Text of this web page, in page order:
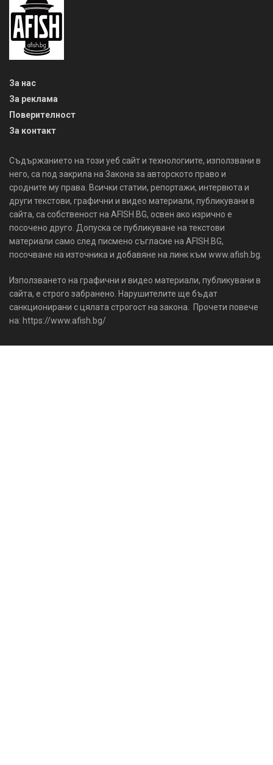
За нас
За реклама
Поверителност
За контакт
Съдържанието на този уеб сайт и технологиите, използвани в
него, са под закрила на Закона за авторското право и
сродните му права. Всички статии, репортажи, интервюта и
други текстови, графични и видео материали, публикувани в
сайта, са собственост на AFISH.BG, освен ако изрично е
посочено друго. Допуска се публикуване на текстови
материали само след писмено съгласие на AFISH.BG,
посочване на източника и добавяне на линк към www.afish.bg.
Използването на графични и видео материали, публикувани в
сайта, е строго забранено. Нарушителите ще бъдат
санкционирани с цялата строгост на закона. Прочети повече
на: https://www.afish.bg/